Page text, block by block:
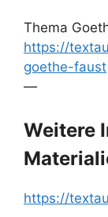
Thema
https://
goethe-faust
—
Weitere
https://